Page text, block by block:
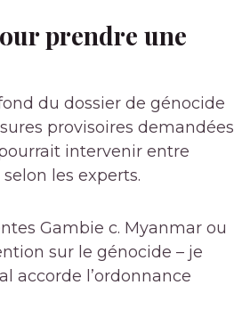
prendre une
du dossier de génocide
provisoires demandées
intervenir entre
les experts.
Gambie c. Myanmar ou
sur le génocide – je
accorde l’ordonnance